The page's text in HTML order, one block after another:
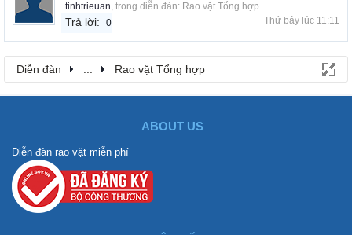
tinhtrieuan, trong diễn đàn: Rao vặt Tổng hợp
Trả lời: 0 Thứ bảy lúc 11:11
Diễn đàn ... Rao vặt Tổng hợp
ABOUT US
Diễn đàn rao vặt miễn phí